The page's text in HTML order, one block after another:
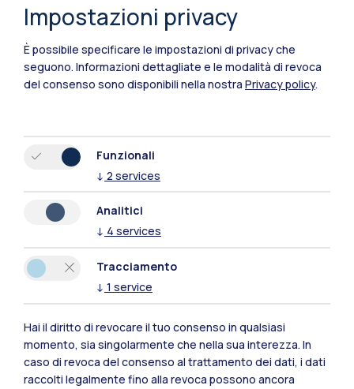
Polimi Community
Tutti i siti dell’ecosistema
Impostazioni privacy
È possibile specificare le impostazioni di privacy che
seguono. Informazioni dettagliate e le modalità di revoca
del consenso sono disponibili nella nostra Privacy policy.
Funzionali
↓ 2 services
Analitici
↓ 4 services
Tracciamento
↓ 1 service
Hai il diritto di revocare il tuo consenso in qualsiasi
momento, sia singolarmente che nella sua interezza. In
caso di revoca del consenso al trattamento dei dati, i dati
raccolti legalmente fino alla revoca possono ancora